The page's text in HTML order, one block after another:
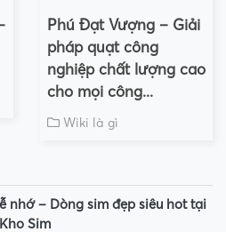
Phú Đạt Vượng – Giải
pháp quạt công
nghiệp chất lượng cao
cho mọi công...
Wiki là gì
nhớ – Dòng sim đẹp siêu hot tại
Sim